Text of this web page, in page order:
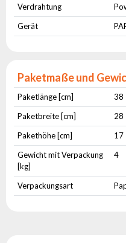
Verdrahtung
Gerät
Paketmaße und
Paketlänge [cm]
38
Paketbreite [cm]
28
Pakethöhe [cm]
17
Gewicht mit Verpackung
[kg]
4
Verpackungsart